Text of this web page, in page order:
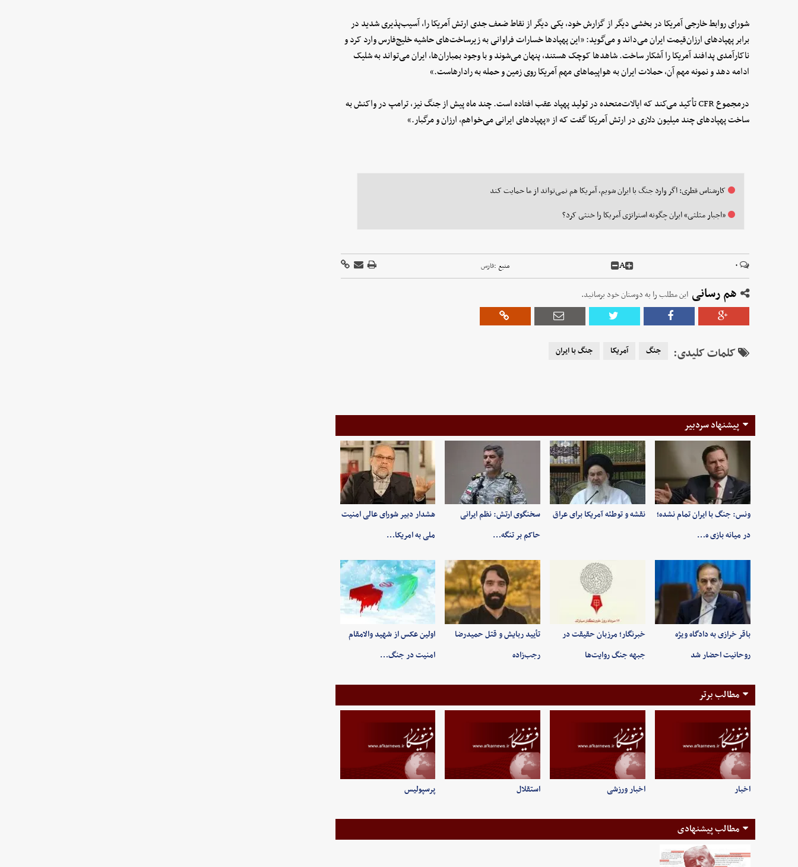
شورای روابط خارجی آمریکا در بخشی دیگر از گزارش خود، یکی دیگر از نقاط ضعف جدی ارتش آمریکا را، آسیب‌پذیری شدید در
برابر پهپادهای ارزان‌قیمت ایران می‌داند و می‌گوید: «این پهپادها خسارات فراوانی به زیرساخت‌های حاشیه خلیج‌فارس وارد کرد و
ناکارآمدی پدافند آمریکا را آشکار ساخت. شاهدها کوچک هستند، پنهان می‌شوند و با وجود بمباران‌ها، ایران می‌تواند به شلیک
ادامه دهد و نمونه مهم آن، حملات ایران به هواپیماهای مهم آمریکا روی زمین و حمله به رادارهاست.»
درمجموع CFR تأکید می‌کند که ایالات‌متحده در تولید پهپاد عقب افتاده است. چند ماه پیش از جنگ نیز، ترامپ در واکنش به
ساخت پهپادهای چند میلیون دلاری در ارتش آمریکا گفت که از «پهپادهای ایرانی می‌خواهم، ارزان و مرگبار.»
کارشناس قطری:‌ اگر وارد جنگ با ایران شویم، آمریکا هم نمی‌تواند از ما حمایت کند
«اجبار مثلثی» ایران چگونه استراتژی آمریکا را خنثی کرد؟
۰ A منبع :فارس
هم رسانی این مطلب را به دوستان خود برسانید.
کلمات کلیدی: جنگ آمریکا جنگ با ایران
پیشنهاد سردبیر
ونس: جنگ با ایران تمام نشده؛
در میانه بازی ه…
نقشه و توطئه آمریکا برای عراق
سخنگوی ارتش: نظم ایرانی
حاکم بر تنگه…
هشدار دبیر شورای عالی امنیت
ملی به امریکا…
باقر خرازی به دادگاه ویژه
روحانیت احضار شد
خبرنگار؛ مرزبان حقیقت در
جبهه جنگ روایت‌ها
تأیید ربایش و قتل حمیدرضا
رجب‌زاده
اولین عکس از شهید والامقام
امنیت در جنگ…
مطالب برتر
اخبار اخبار ورزشی استقلال پرسپولیس
مطالب پیشنهادی